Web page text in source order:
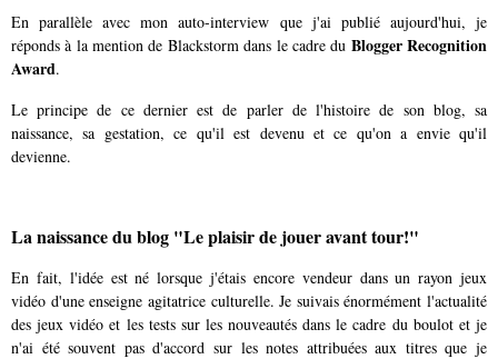
En parallèle avec mon auto-interview que j'ai publié aujourd'hui, je
réponds à la mention de Blackstorm dans le cadre du Blogger Recognition
Award.
Le principe de ce dernier est de parler de l'histoire de son blog, sa
naissance, sa gestation, ce qu'il est devenu et ce qu'on a envie qu'il
devienne.
La naissance du blog "Le plaisir de jouer avant tour!"
En fait, l'idée est né lorsque j'étais encore vendeur dans un rayon jeux
vidéo d'une enseigne agitatrice culturelle. Je suivais énormément l'actualité
des jeux vidéo et les tests sur les nouveautés dans le cadre du boulot et je
n'ai été souvent pas d'accord sur les notes attribuées aux titres que je